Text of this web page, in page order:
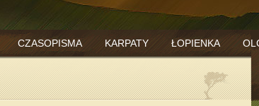
CZASOPISMA KARPATY ŁOPIENKA